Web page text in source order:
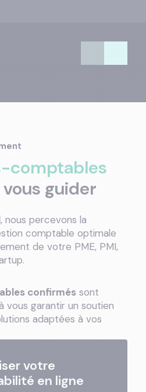
comptables
guider
, nous percevons la
comptable optimale
de votre PME, PMI,
confirmés sont
vous garantir un soutien
adaptées à vos
votre
en ligne